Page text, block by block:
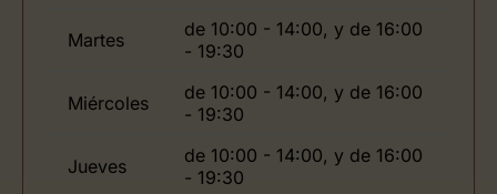
Martes
de 10:00 - 14:00, y de 16:00
- 19:30
Miércoles
de 10:00 - 14:00, y de 16:00
- 19:30
Jueves
de 10:00 - 14:00, y de 16:00
- 19:30